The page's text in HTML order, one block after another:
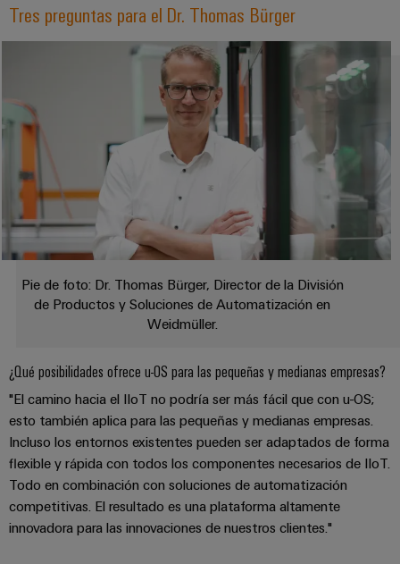
Garantizar
funcionamiento
industria
de
procesos
Sector
ferroviario
Soluciones
modernas
una
respetuosa
con
clima
en
el
transporte
ferroviario
Centre
Accesorios
Herramientas
Máquinas
automáticas
Software
Señalizadores
industriales
Industry
light
Infraestructura
del
armario
de
Tres preguntas para el Dr. Thomas Bürger
Pie de foto: Dr. Thomas Bürger, Director de la División
de Productos y Soluciones de Automatización en
Weidmüller.
¿Qué posibilidades ofrece u-OS para las pequeñas y medianas empresas?
"El camino hacia el IIoT no podría ser más fácil que con u-OS;
esto también aplica para las pequeñas y medianas empresas.
Incluso los entornos existentes pueden ser adaptados de forma
flexible y rápida con todos los componentes necesarios de IIoT.
Todo en combinación con soluciones de automatización
competitivas. El resultado es una plataforma altamente
innovadora para las innovaciones de nuestros clientes."